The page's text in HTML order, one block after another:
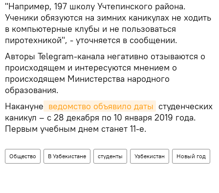
"Например, 197 школу Учтепинского района.
Ученики обязуются на зимних каникулах не ходить
в компьютерные клубы и не пользоваться
пиротехникой", - уточняется в сообщении.
Авторы Telegram-канала негативно отзываются о
происходящем и интересуются мнением о
происходящем Министерства народного
образования.
Накануне ведомство объявило даты студенческих
каникул – с 28 декабря по 10 января 2019 года.
Первым учебным днем станет 11-е.
Общество В Узбекистане студенты Узбекистан Новый год